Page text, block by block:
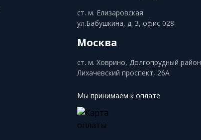
ст. м. Елизаровская
ул.Бабушкина, д. 3, офис 028
Москва
ст. м. Ховрино, Долгопрудный район
Лихачевский проспект, 26А
Мы принимаем к оплате